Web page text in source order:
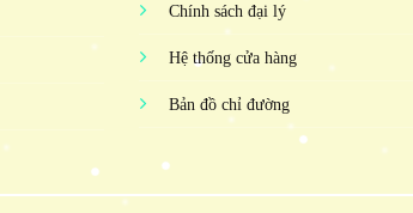
Chính sách đại lý
Hệ thống cửa hàng
Bản đồ chỉ đường